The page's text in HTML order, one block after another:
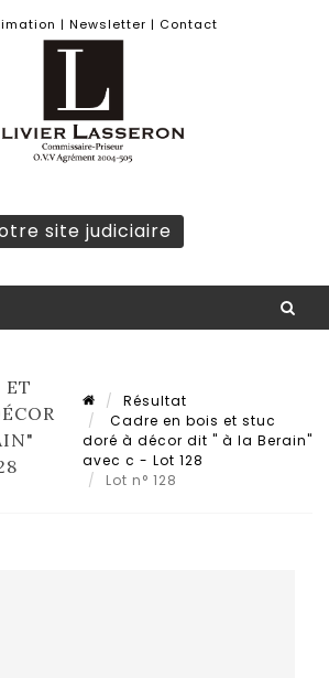
| Newsletter | Contact
site judiciaire
ET
Résultat
Cadre en bois et stuc
doré à décor dit " à la Berain"
avec c - Lot 128
Lot n° 128